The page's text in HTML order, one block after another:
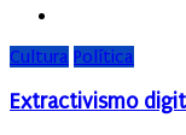
Cultura Política
Extractivismo